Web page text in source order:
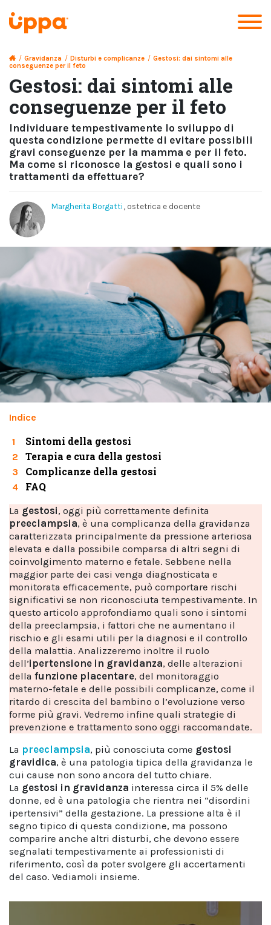
/ Gravidanza / Disturbi e complicanze / Gestosi: dai sintomi alle
conseguenze per il feto
Gestosi: dai sintomi alle
conseguenze per il feto
Individuare tempestivamente lo sviluppo di
questa condizione permette di evitare possibili
gravi conseguenze per la mamma e per il feto.
Ma come si riconosce la gestosi e quali sono i
trattamenti da effettuare?
Margherita Borgatti , ostetrica e docente
Indice
1 Sintomi della gestosi
2 Terapia e cura della gestosi
3 Complicanze della gestosi
4 FAQ
La gestosi, oggi più correttamente definita
preeclampsia, è una complicanza della gravidanza
caratterizzata principalmente da pressione arteriosa
elevata e dalla possibile comparsa di altri segni di
coinvolgimento materno e fetale. Sebbene nella
maggior parte dei casi venga diagnosticata e
monitorata efficacemente, può comportare rischi
significativi se non riconosciuta tempestivamente. In
questo articolo approfondiamo quali sono i sintomi
della preeclampsia, i fattori che ne aumentano il
rischio e gli esami utili per la diagnosi e il controllo
della malattia. Analizzeremo inoltre il ruolo
dell’ipertensione in gravidanza, delle alterazioni
della funzione placentare, del monitoraggio
materno-fetale e delle possibili complicanze, come il
ritardo di crescita del bambino o l’evoluzione verso
forme più gravi. Vedremo infine quali strategie di
prevenzione e trattamento sono oggi raccomandate.
La preeclampsia, più conosciuta come gestosi
gravidica, è una patologia tipica della gravidanza le
cui cause non sono ancora del tutto chiare.
La gestosi in gravidanza interessa circa il 5% delle
donne, ed è una patologia che rientra nei “disordini
ipertensivi” della gestazione. La pressione alta è il
segno tipico di questa condizione, ma possono
comparire anche altri disturbi, che devono essere
segnalati tempestivamente ai professionisti di
riferimento, così da poter svolgere gli accertamenti
del caso. Vediamoli insieme.